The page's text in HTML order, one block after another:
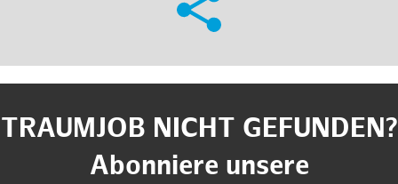
TRAUMJOB NICHT GEFUNDEN?
Abonniere unsere